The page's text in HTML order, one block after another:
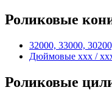
Роликовые
32000, 33000,
Дюймовые xxx /
Роликовые